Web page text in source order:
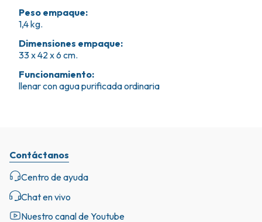
Peso empaque:
1,4 kg.
Dimensiones empaque:
33 x 42 x 6 cm.
Funcionamiento:
llenar con agua purificada ordinaria
Contáctanos
Centro de ayuda
Chat en vivo
Nuestro canal de Youtube